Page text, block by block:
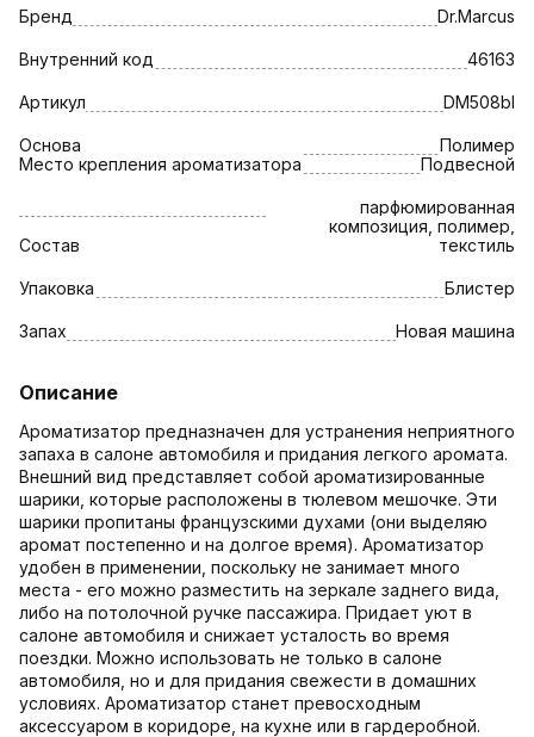
Бренд Dr.Marcus
Внутренний код 46163
Артикул DM508bl
Основа
Полимер
Место крепления ароматизатора
Подвесной
Состав
парфюмированная
композиция, полимер,
текстиль
Упаковка Блистер
Запах Новая машина
Описание
Ароматизатор предназначен для устранения неприятного
запаха в салоне автомобиля и придания легкого аромата.
Внешний вид представляет собой ароматизированные
шарики, которые расположены в тюлевом мешочке. Эти
шарики пропитаны французскими духами (они выделяю
аромат постепенно и на долгое время). Ароматизатор
удобен в применении, поскольку не занимает много
места - его можно разместить на зеркале заднего вида,
либо на потолочной ручке пассажира. Придает уют в
салоне автомобиля и снижает усталость во время
поездки. Можно использовать не только в салоне
автомобиля, но и для придания свежести в домашних
условиях. Ароматизатор станет превосходным
аксессуаром в коридоре, на кухне или в гардеробной.